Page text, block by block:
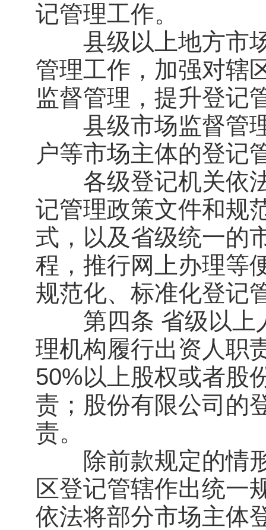
记管理工作。
县级以上地方市场
管理工作，加强对辖
监督管理，提升登记
县级市场监督管理
户等市场主体的登记
各级登记机关依法
记管理政策文件和规
式，以及省级统一的
程，推行网上办理等
规范化、标准化登记
第四条 省级以上
理机构履行出资人职
50%以上股权或者股
责；股份有限公司的
责。
除前款规定的情形
区登记管辖作出统一
依法将部分市场主体